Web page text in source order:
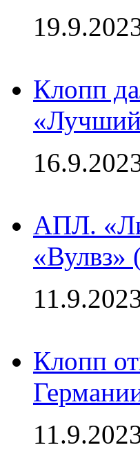
Клопп
АПЛ.
«Вулвз»
Клопп